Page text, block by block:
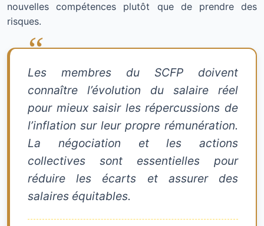
nouvelles compétences plutôt que de prendre des
risques.
Les membres du SCFP doivent
connaître l’évolution du salaire réel
pour mieux saisir les répercussions de
l’inflation sur leur propre rémunération.
La négociation et les actions
collectives sont essentielles pour
réduire les écarts et assurer des
salaires équitables.